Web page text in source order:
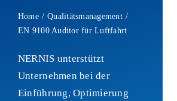
Home
Qualitätsmanagement
EN 9100 Auditor für Luftfahrt
NERNIS unterstützt
Unternehmen bei der
Einführung, Optimierung